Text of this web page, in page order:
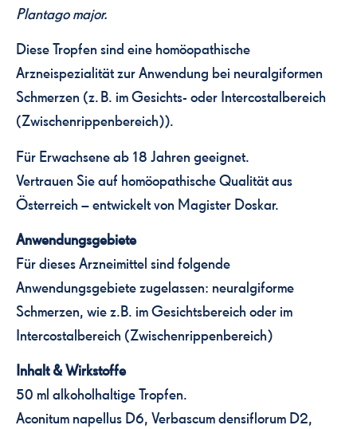
Plantago major.
Diese Tropfen sind eine homöopathische
Arzneispezialität zur Anwendung bei neuralgiformen
Schmerzen (z. B. im Gesichts- oder Intercostalbereich
(Zwischenrippenbereich)).
Für Erwachsene ab 18 Jahren geeignet.
Vertrauen Sie auf homöopathische Qualität aus
Österreich – entwickelt von Magister Doskar.
Anwendungsgebiete
Für dieses Arzneimittel sind folgende
Anwendungsgebiete zugelassen: neuralgiforme
Schmerzen, wie z.B. im Gesichtsbereich oder im
Intercostalbereich (Zwischenrippenbereich)
Inhalt & Wirkstoffe
50 ml alkoholhaltige Tropfen.
Aconitum napellus D6, Verbascum densiflorum D2,